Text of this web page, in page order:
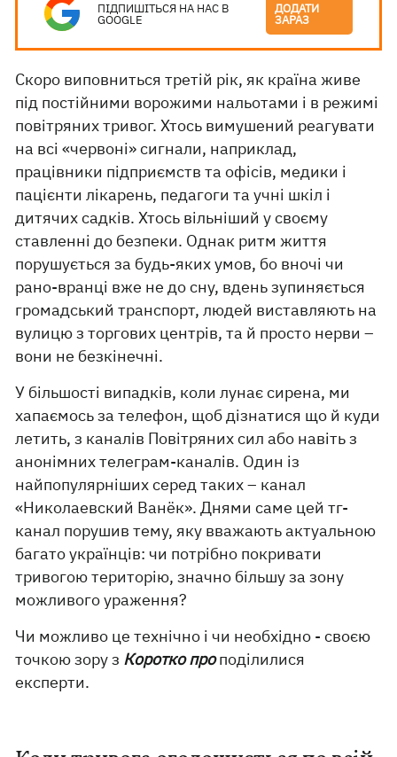
ПІДПИШІТЬСЯ НА НАС В
GOOGLE
ДОДАТИ
ЗАРАЗ
Скоро виповниться третій рік, як країна живе
під постійними ворожими нальотами і в режимі
повітряних тривог. Хтось вимушений реагувати
на всі «червоні» сигнали, наприклад,
працівники підприємств та офісів, медики і
пацієнти лікарень, педагоги та учні шкіл і
дитячих садків. Хтось вільніший у своєму
ставленні до безпеки. Однак ритм життя
порушується за будь-яких умов, бо вночі чи
рано-вранці вже не до сну, вдень зупиняється
громадський транспорт, людей виставляють на
вулицю з торгових центрів, та й просто нерви –
вони не безкінечні.
У більшості випадків, коли лунає сирена, ми
хапаємось за телефон, щоб дізнатися що й куди
летить, з каналів Повітряних сил або навіть з
анонімних телеграм-каналів. Один із
найпопулярніших серед таких – канал
«Николаевский Ванёк». Днями саме цей тг-
канал порушив тему, яку вважають актуальною
багато українців: чи потрібно покривати
тривогою територію, значно більшу за зону
можливого ураження?
Чи можливо це технічно і чи необхідно - своєю
точкою зору з Коротко про поділилися
експерти.